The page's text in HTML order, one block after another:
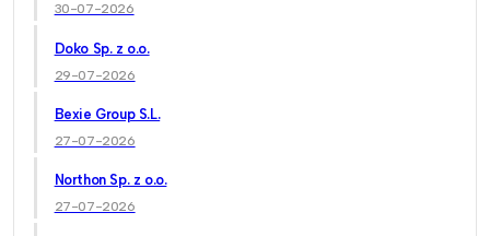
30-07-2026
Doko Sp. z o.o.
29-07-2026
Bexie Group S.L.
27-07-2026
Northon Sp. z o.o.
27-07-2026